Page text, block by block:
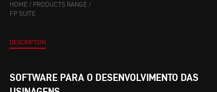
HOME / PRODUCTS RANGE /
FP SUITE
DESCRIPTION
SOFTWARE PARA O DESENVOLVIMENTO DAS